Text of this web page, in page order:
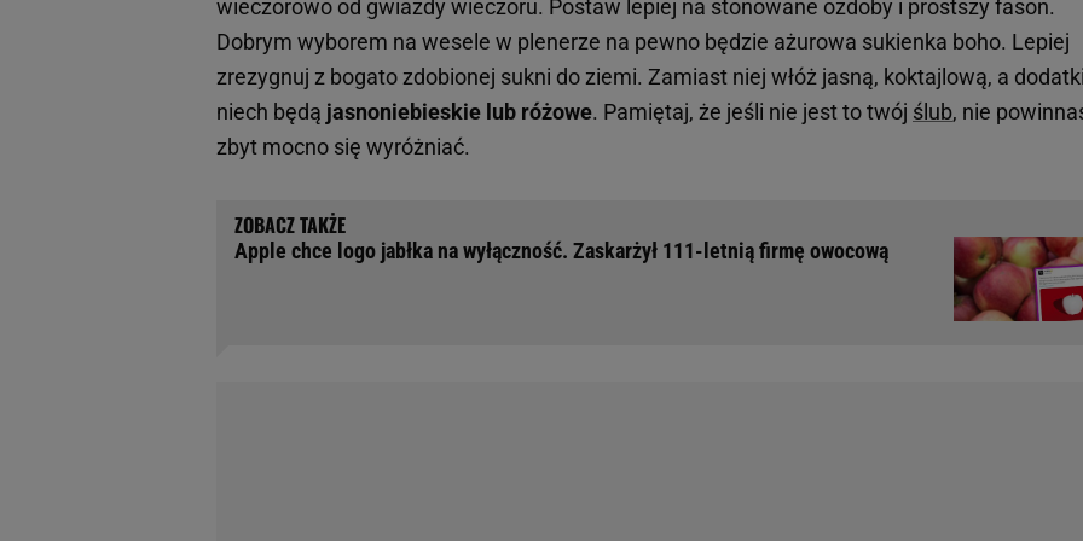
wieczorowo od gwiazdy wieczoru. Postaw lepiej na stonowane ozdoby i prostszy fason.
Dobrym wyborem na wesele w plenerze na pewno będzie ażurowa sukienka boho. Lepiej
zrezygnuj z bogato zdobionej sukni do ziemi. Zamiast niej włóż jasną, koktajlową, a
niech będą jasnoniebieskie lub różowe. Pamiętaj, że jeśli nie jest to twój ślub, nie
zbyt mocno się wyróżniać.
Apple chce logo jabłka na wyłączność. Zaskarżył 111-letnią firmę owocową